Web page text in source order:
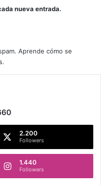
nueva entrada.
Aprende cómo se
2.200
Followers
1.440
Followers